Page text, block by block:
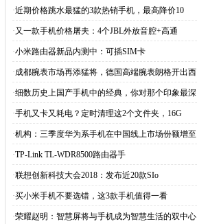
·近期价格跳水最猛的3款热销手机，最高降价10
·又一款手机价格屠夫：4个JBL外放音腔+高通
·小米路由器新品内测中：可插SIM卡
·成都腕表市场再添猛将，德国高端腕表朗格开出西
·细数历史上国产手机中的经典，你对那个印象最深
·手机又卡又耗电？定时清理这2个文件夹，16G
·机构：三季度华为系手机在中国线上市场份额增至
·TP-Link TL-WDR8500路由器手
·联想创新科技大会2018：发布近20款SIo
·买小米手机不要选错，这3款手机值得一看
·荣耀赵明：智慧屏将与手机成为智慧生活的双中心